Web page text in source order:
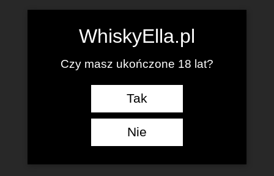
WhiskyElla.pl
Czy masz ukończone 18 lat?
Tak
Nie